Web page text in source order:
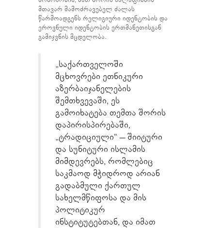
მთავარ მამოძრავებელ ძალას
წარმოადგენს რელიგიური იდენტობის და
ეროვნული იდენტობის ერთმანეთისგან
გამიჯვნის მცდელობა.
„საქართველოში
მცხოვრები ეთნიკური
აზერბაიჯანელების
შემთხვევაში, ეს
გამოიხატება თემთა შორის
დაპირისპირებაში,
„ტრადიციული“ – შიიტური
და სუნიტური ისლამის
მიმდევრებს, რომლებიც
საკმაოდ მჭიდროდ არიან
გადაბმული ქართულ
სახელმწიფოსა და მის
პოლიტიკურ
ინსტიტუტებთან, და იმათ